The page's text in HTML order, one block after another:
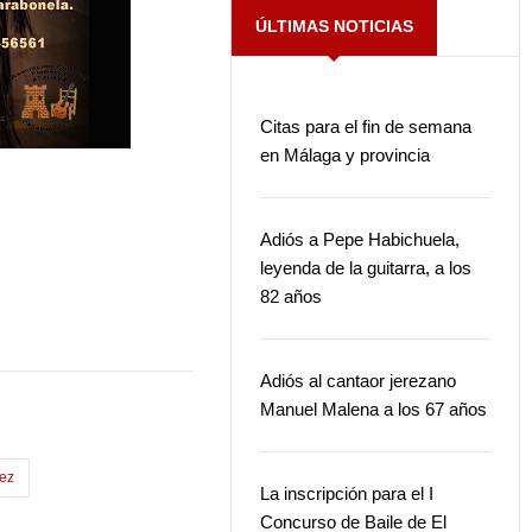
ÚLTIMAS NOTICIAS
Citas para el fin de semana
en Málaga y provincia
Adiós a Pepe Habichuela,
leyenda de la guitarra, a los
82 años
Adiós al cantaor jerezano
Manuel Malena a los 67 años
La inscripción para el I
Concurso de Baile de El